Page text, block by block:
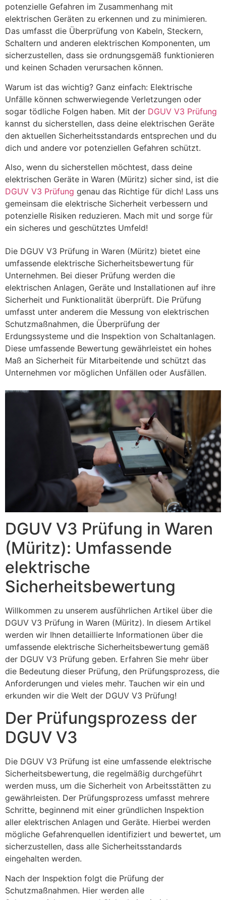
potenzielle Gefahren im Zusammenhang mit
elektrischen Geräten zu erkennen und zu minimieren.
Das umfasst die Überprüfung von Kabeln, Steckern,
Schaltern und anderen elektrischen Komponenten, um
sicherzustellen, dass sie ordnungsgemäß funktionieren
und keinen Schaden verursachen können.
Warum ist das wichtig? Ganz einfach: Elektrische
Unfälle können schwerwiegende Verletzungen oder
sogar tödliche Folgen haben. Mit der DGUV V3 Prüfung
kannst du sicherstellen, dass deine elektrischen Geräte
den aktuellen Sicherheitsstandards entsprechen und du
dich und andere vor potenziellen Gefahren schützt.
Also, wenn du sicherstellen möchtest, dass deine
elektrischen Geräte in Waren (Müritz) sicher sind, ist die
DGUV V3 Prüfung genau das Richtige für dich! Lass uns
gemeinsam die elektrische Sicherheit verbessern und
potenzielle Risiken reduzieren. Mach mit und sorge für
ein sicheres und geschütztes Umfeld!
Die DGUV V3 Prüfung in Waren (Müritz) bietet eine
umfassende elektrische Sicherheitsbewertung für
Unternehmen. Bei dieser Prüfung werden die
elektrischen Anlagen, Geräte und Installationen auf ihre
Sicherheit und Funktionalität überprüft. Die Prüfung
umfasst unter anderem die Messung von elektrischen
Schutzmaßnahmen, die Überprüfung der
Erdungssysteme und die Inspektion von Schaltanlagen.
Diese umfassende Bewertung gewährleistet ein hohes
Maß an Sicherheit für Mitarbeitende und schützt das
Unternehmen vor möglichen Unfällen oder Ausfällen.
DGUV V3 Prüfung in Waren
(Müritz): Umfassende
elektrische
Sicherheitsbewertung
Willkommen zu unserem ausführlichen Artikel über die
DGUV V3 Prüfung in Waren (Müritz). In diesem Artikel
werden wir Ihnen detaillierte Informationen über die
umfassende elektrische Sicherheitsbewertung gemäß
der DGUV V3 Prüfung geben. Erfahren Sie mehr über
die Bedeutung dieser Prüfung, den Prüfungsprozess, die
Anforderungen und vieles mehr. Tauchen wir ein und
erkunden wir die Welt der DGUV V3 Prüfung!
Der Prüfungsprozess der
DGUV V3
Die DGUV V3 Prüfung ist eine umfassende elektrische
Sicherheitsbewertung, die regelmäßig durchgeführt
werden muss, um die Sicherheit von Arbeitsstätten zu
gewährleisten. Der Prüfungsprozess umfasst mehrere
Schritte, beginnend mit einer gründlichen Inspektion
aller elektrischen Anlagen und Geräte. Hierbei werden
mögliche Gefahrenquellen identifiziert und bewertet, um
sicherzustellen, dass alle Sicherheitsstandards
eingehalten werden.
Nach der Inspektion folgt die Prüfung der
Schutzmaßnahmen. Hier werden alle